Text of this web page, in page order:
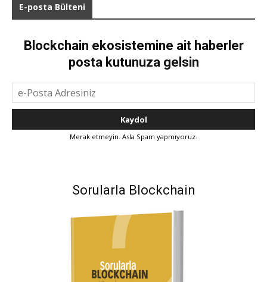
E-posta Bülteni
Blockchain ekosistemine ait haberler
posta kutunuza gelsin
Merak etmeyin. Asla Spam yapmıyoruz.
Sorularla Blockchain